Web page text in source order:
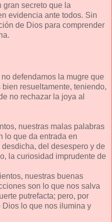
gran secreto que la
evidencia ante todos. Sin
de Dios para comprender
defendamos la mugre que
resueltamente, teniendo,
no rechazar la joya al
nuestras malas palabras
lo que da entrada en
del desespero y de
la curiosidad imprudente de
nuestras buenas
son lo que nos salva
putrefacta; pero, por
Dios lo que nos ilumina y